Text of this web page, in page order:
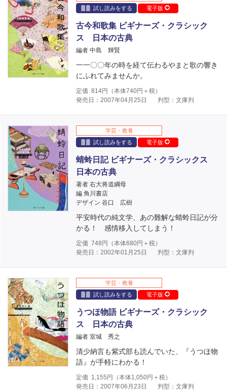
試し読みをする
電子版
古今和歌集 ビギナーズ・クラシック
ス 日本の古典
編者 中島 輝賢
一一〇〇年の時を経て伝わるやまと歌の響き
にふれてみませんか。
定価 814円（本体740円＋税）
発売日：2007年04月25日
判型：文庫判
学芸・教養
試し読みをする
電子版
蜻蛉日記 ビギナーズ・クラシックス
日本の古典
著者 右大将道綱母
編 角川書店
デザイン 谷口 広樹
平安時代の純文学、あの難解な蜻蛉日記が分
かる！ 感情移入してしまう！
定価 748 円（本体680円＋税）
発売日：2002年01月25日
判型：文庫判
学芸・教養
試し読みをする
電子版
うつほ物語 ビギナーズ・クラシック
ス 日本の古典
編者 室城 秀之
清少納言も紫式部も読んでいた、『うつほ物
語』が手軽にわかる！
定価 1,155 円（本体1,050円＋税）
発売日：2007年06月23日
判型：文庫判